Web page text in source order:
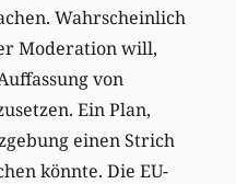
Wahrscheinlich
Moderation will,
von
Ein Plan,
einen Strich
könnte. Die EU-